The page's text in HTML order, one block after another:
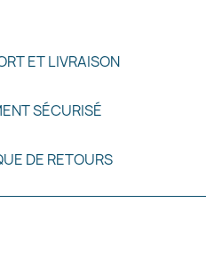
ET LIVRAISON
SÉCURISÉ
DE RETOURS